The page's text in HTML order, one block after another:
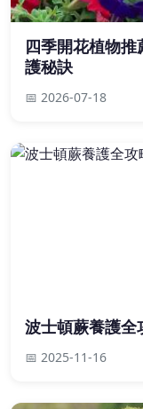
四季開花植物
護秘訣
📅 2026-07-18
波士頓蕨養護全
📅 2025-11-16